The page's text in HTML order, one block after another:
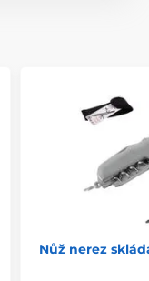
Nůž nerez